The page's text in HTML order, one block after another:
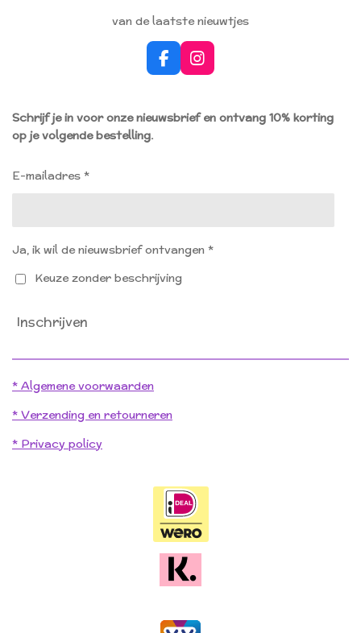
van de laatste nieuwtjes
F
a
b
I
n
t
a
Schrijf je in voor onze nieuwsbrief en ontvang 10% korting
op je volgende bestelling.
E-mailadres *
Ja, ik wil de nieuwsbrief ontvangen *
Keuze zonder beschrijving
Inschrijven
* Algemene voorwaarden
* Verzending en retourneren
* Privacy policy